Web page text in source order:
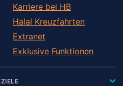
Karriere bei HB
Halal Kreuzfahrten
Extranet
Exklusive Funktionen